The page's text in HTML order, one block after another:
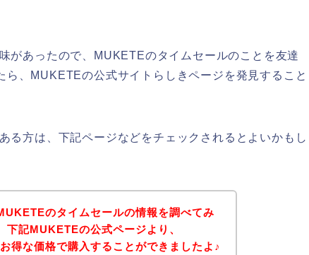
があったので、MUKETEのタイムセールのことを友達
ら、MUKETEの公式サイトらしきページを発見すること
る方は、下記ページなどをチェックされるとよいかもし
のタイムセールの情報を調べてみ
下記MUKETEの公式ページより、
得な価格で購入することができましたよ♪